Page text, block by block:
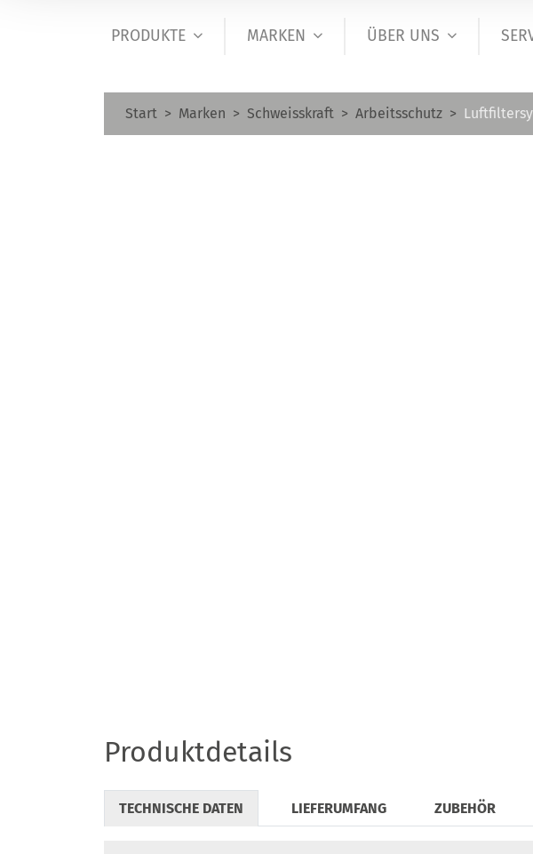
PRODUKTE MARKEN ÜBER UNS
Start Marken Schweisskraft Arbeitsschutz
Produktdetails
TECHNISCHE DATEN LIEFERUMFANG ZUBEHÖR